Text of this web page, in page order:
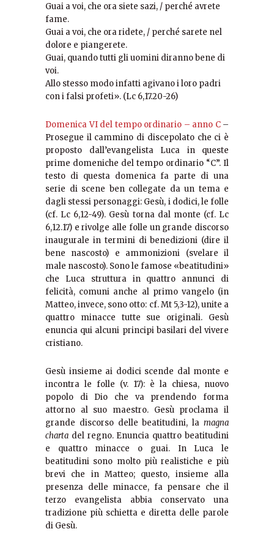
Guai a voi, che ora siete sazi, / perché avrete
fame.
Guai a voi, che ora ridete, / perché sarete nel
dolore e piangerete.
Guai, quando tutti gli uomini diranno bene di
voi.
Allo stesso modo infatti agivano i loro padri
con i falsi profeti». (Lc 6,17.20-26)
Domenica VI del tempo ordinario – anno C–
Prosegue il cammino di discepolato che ci è
proposto dall’evangelista Luca in queste
prime domeniche del tempo ordinario “C”. Il
testo di questa domenica fa parte di una
serie di scene ben collegate da un tema e
dagli stessi personaggi: Gesù, i dodici, le folle
(cf. Lc 6,12-49). Gesù torna dal monte (cf. Lc
6,12.17) e rivolge alle folle un grande discorso
inaugurale in termini di benedizioni (dire il
bene nascosto) e ammonizioni (svelare il
male nascosto). Sono le famose «beatitudini»
che Luca struttura in quattro annunci di
felicità, comuni anche al primo vangelo (in
Matteo, invece, sono otto: cf. Mt 5,3-12), unite a
quattro minacce tutte sue originali. Gesù
enuncia qui alcuni principi basilari del vivere
cristiano.
Gesù insieme ai dodici scende dal monte e
incontra le folle (v. 17): è la chiesa, nuovo
popolo di Dio che va prendendo forma
attorno al suo maestro. Gesù proclama il
grande discorso delle beatitudini, la magna
charta del regno. Enuncia quattro beatitudini
e quattro minacce o guai. In Luca le
beatitudini sono molto più realistiche e più
brevi che in Matteo; questo, insieme alla
presenza delle minacce, fa pensare che il
terzo evangelista abbia conservato una
tradizione più schietta e diretta delle parole
di Gesù.